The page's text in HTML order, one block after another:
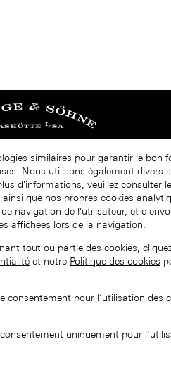
similaires pour garantir le bon
Nous utilisons également divers
d'informations, veuillez consulter
ainsi que nos propres cookies
navigation de l'utilisateur, et
affichées lors de la navigation.
tout ou partie des cookies,
et notre Politique des cookies
consentement pour l’utilisation des
uniquement pour